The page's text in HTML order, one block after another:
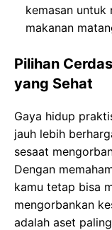
kemasan
makanan
Pilihan
yang Sehat
Gaya hidup
jauh lebih
sesaat
Dengan
kamu tetap bisa
mengorbankan
adalah aset